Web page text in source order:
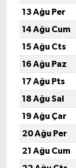
13 Ağu Per
14 Ağu Cum
15 Ağu Cts
16 Ağu Paz
17 Ağu Pts
18 Ağu Sal
19 Ağu Çar
20 Ağu Per
21 Ağu Cum